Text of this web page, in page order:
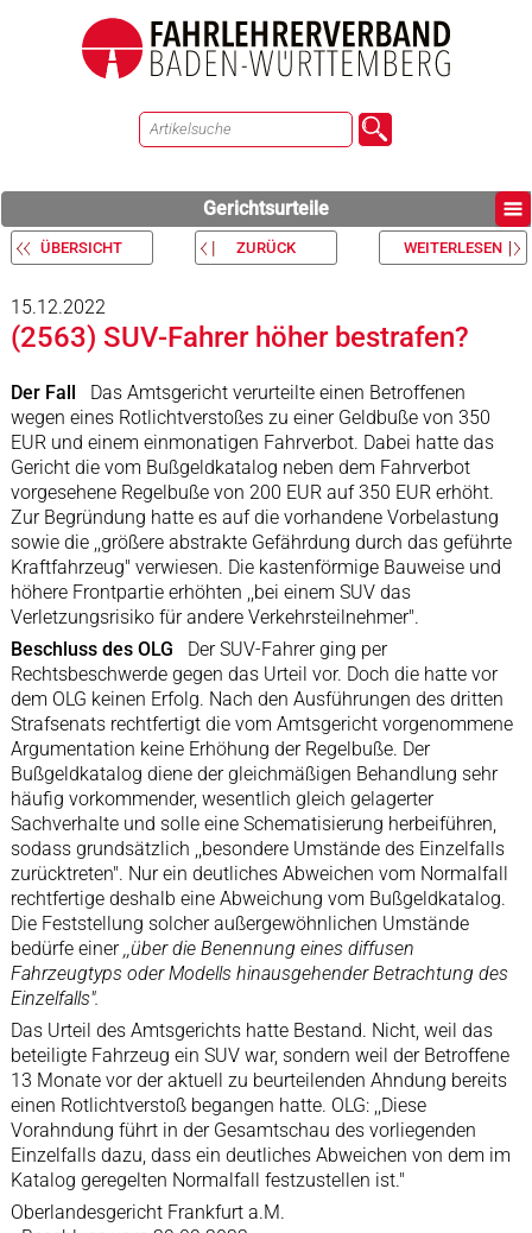
Gerichtsurteile
ÜBERSICHT ZURÜCK WEITERLESEN
15.12.2022
(2563) SUV-Fahrer höher bestrafen?
Der Fall
Das Amtsgericht verurteilte einen Betroffenen
wegen eines Rotlichtverstoßes zu einer Geldbuße von 350
EUR und einem einmonatigen Fahrverbot. Dabei hatte das
Gericht die vom Bußgeldkatalog neben dem Fahrverbot
vorgesehene Regelbuße von 200 EUR auf 350 EUR erhöht.
Zur Begründung hatte es auf die vorhandene Vorbelastung
sowie die ,,größere abstrakte Gefährdung durch das geführte
Kraftfahrzeug" verwiesen. Die kastenförmige Bauweise und
höhere Frontpartie erhöhten ,,bei einem SUV das
Verletzungsrisiko für andere Verkehrsteilnehmer".
Beschluss des OLG
Der SUV-Fahrer ging per
Rechtsbeschwerde gegen das Urteil vor. Doch die hatte vor
dem OLG keinen Erfolg. Nach den Ausführungen des dritten
Strafsenats rechtfertigt die vom Amtsgericht vorgenommene
Argumentation keine Erhöhung der Regelbuße. Der
Bußgeldkatalog diene der gleichmäßigen Behandlung sehr
häufig vorkommender, wesentlich gleich gelagerter
Sachverhalte und solle eine Schematisierung herbeiführen,
sodass grundsätzlich ,,besondere Umstände des Einzelfalls
zurücktreten". Nur ein deutliches Abweichen vom Normalfall
rechtfertige deshalb eine Abweichung vom Bußgeldkatalog.
Die Feststellung solcher außergewöhnlichen Umstände
bedürfe einer,,über die Benennung eines diffusen
Fahrzeugtyps oder Modells hinausgehender Betrachtung des
Einzelfalls".
Das Urteil des Amtsgerichts hatte Bestand. Nicht, weil das
beteiligte Fahrzeug ein SUV war, sondern weil der Betroffene
13 Monate vor der aktuell zu beurteilenden Ahndung bereits
einen Rotlichtverstoß begangen hatte. OLG: ,,Diese
Vorahndung führt in der Gesamtschau des vorliegenden
Einzelfalls dazu, dass ein deutliches Abweichen von dem im
Katalog geregelten Normalfall festzustellen ist."
Oberlandesgericht Frankfurt a.M.